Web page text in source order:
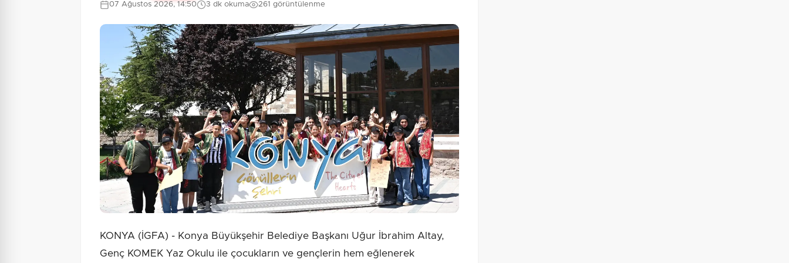
07 Ağustos 2026, 14:50 3 dk okuma 261 görüntülenme
KONYA (İGFA) - Konya Büyükşehir Belediye Başkanı Uğur İbrahim Altay,
Genç KOMEK Yaz Okulu ile çocukların ve gençlerin hem eğlenerek